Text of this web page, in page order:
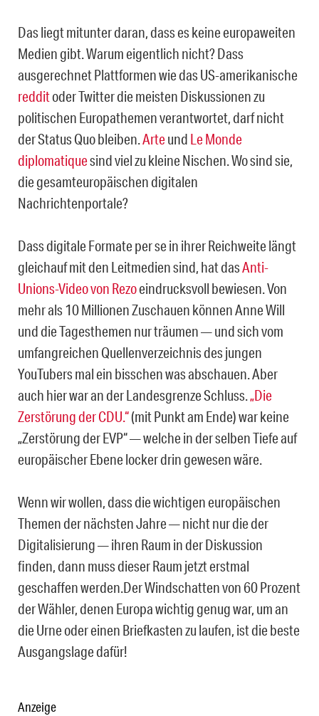
Das liegt mitunter daran, dass es keine europaweiten
Medien gibt. Warum eigentlich nicht? Dass
ausgerechnet Plattformen wie das US-amerikanische
redditoder Twitter die meisten Diskussionen zu
politischen Europathemen verantwortet, darf nicht
der Status Quo bleiben.Arteund Le Monde
diplomatiquesind viel zu kleine Nischen. Wo sind sie,
die gesamteuropäischen digitalen
Nachrichtenportale?
Dass digitale Formate per se in ihrer Reichweite längt
gleichauf mit den Leitmedien sind, hat dasAnti-
Unions-Video von Rezoeindrucksvoll bewiesen. Von
mehr als 10 Millionen Zuschauen können Anne Will
und die Tagesthemen nur träumen — und sich vom
umfangreichen Quellenverzeichnis des jungen
YouTubers mal ein bisschen was abschauen. Aber
auch hier war an der Landesgrenze Schluss.„Die
Zerstörung der CDU.“(mit Punkt am Ende) war keine
„Zerstörung der EVP“ — welche in der selben Tiefe auf
europäischer Ebene locker drin gewesen wäre.
Wenn wir wollen, dass die wichtigen europäischen
Themen der nächsten Jahre — nicht nur die der
Digitalisierung — ihren Raum in der Diskussion
finden, dann muss dieser Raum jetzt erstmal
geschaffen werden.Der Windschatten von 60 Prozent
der Wähler, denen Europa wichtig genug war, um an
die Urne oder einen Briefkasten zu laufen, ist die beste
Ausgangslage dafür!
Anzeige